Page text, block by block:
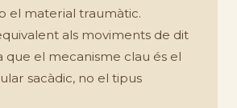
el material traumàtic.
als moviments de dit
que el mecanisme clau és el
sacàdic, no el tipus